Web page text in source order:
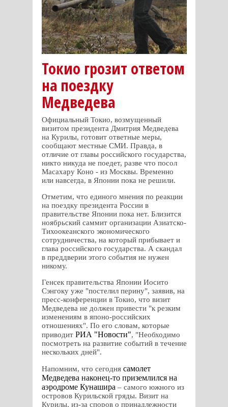
Токио грозит ответом
на поездку
Медведева
Официальный Токио, возмущенный
визитом президента Дмитрия Медведева
на Курилы, готовит ответные меры,
сообщают местные СМИ. Правда, в
отличие от главы российского государства,
никто никуда не поедет, разве что посол
Масахару Коно - из Москвы. Временно
или навсегда, в Японии пока не решили.
Отметим, что единого мнения по реакции
на поездку президента России в
правительстве Японии пока нет. Близится
ноябрьский саммит организации Азиатско-
Тихоокеанского экономического
сотрудничества, на который прибывает и
глава российского государства. А скандал
в преддверии этого события не нужен
никому.
Генсек правительства Японии Иосито
Сэнгоку уже "постелил перину", заявив, на
пресс-конференции в Токио, что визит
Медведева не должен привести "к резким
изменениям в японо-российских
отношениях". По его словам, которые
приводит РИА "Новости", "Необходимо
посмотреть на развитие событий в течение
нескольких дней".
Напомним, что сегодня самолет
Медведева наконец-то приземлился на
аэродроме Кунашира – самого южного из
островов Курильской гряды. Визит на
Курилы, из-за споров о принадлежности